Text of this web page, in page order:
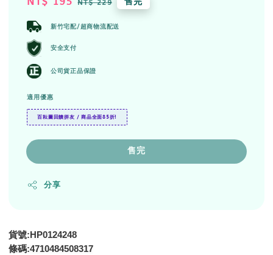
NT$ 229
新竹宅配/超商物流配送
安全支付
公司貨正品保證
適用優惠
百耘圖回饋拼友 / 商品全面85折!
售完
分享
貨號:HP0124248
條碼:4710484508317